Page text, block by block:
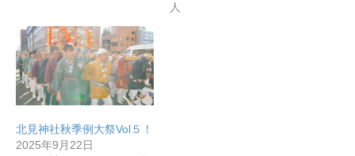
人
北見神社秋季例大祭Vol５！
2025年9月22日